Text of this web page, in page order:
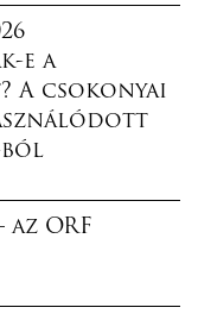
e a
A csokonyai
ból
az ORF